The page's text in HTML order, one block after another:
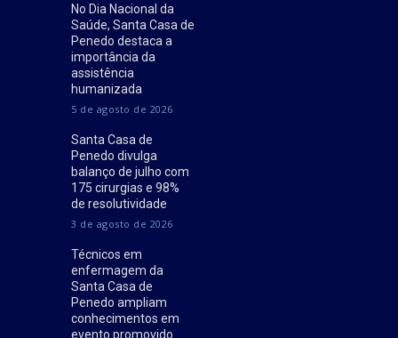
No Dia Nacional da
Saúde, Santa Casa de
Penedo destaca a
importância da
assistência
humanizada
5 de agosto de 2026
Santa Casa de
Penedo divulga
balanço de julho com
175 cirurgias e 98%
de resolutividade
3 de agosto de 2026
Técnicos em
enfermagem da
Santa Casa de
Penedo ampliam
conhecimentos em
evento promovido